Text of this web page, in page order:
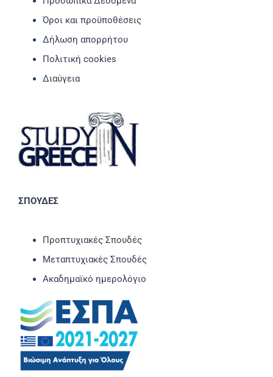
Όροι και προϋποθέσεις
Δήλωση απορρήτου
Πολιτική cookies
Διαύγεια
ΣΠΟΥΔΕΣ
Προπτυχιακές Σπουδές
Μεταπτυχιακές Σπουδές
Ακαδημαϊκό ημερολόγιο